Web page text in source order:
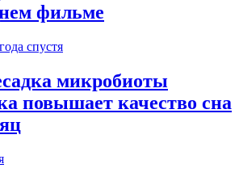
фильме
спустя
микробиоты
повышает качество сна